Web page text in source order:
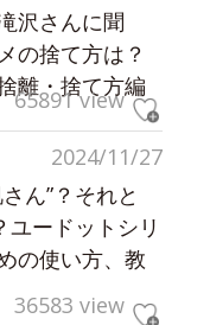
沢さんに聞
の捨て方は？
離・捨て方編
65891 view
2024/11/27
ん”？それと
ユードットシリ
の使い方、教
36583 view